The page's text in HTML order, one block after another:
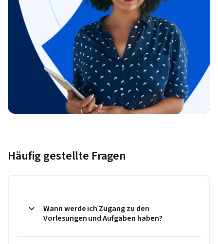
Häufig gestellte Fragen
Wann werde ich Zugang zu den
Vorlesungen und Aufgaben haben?